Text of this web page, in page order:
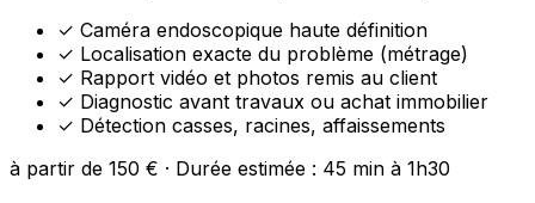
✓ Caméra endoscopique haute définition
✓ Localisation exacte du problème (métrage)
✓ Rapport vidéo et photos remis au client
✓ Diagnostic avant travaux ou achat immobilier
✓ Détection casses, racines, affaissements
à partir de 150 € · Durée estimée : 45 min à 1h30